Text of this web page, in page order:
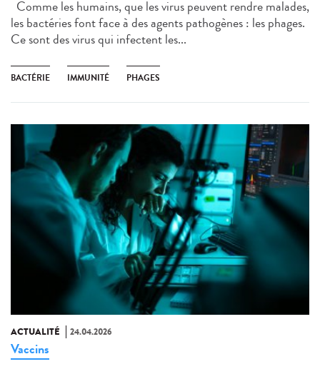
Comme les humains, que les virus peuvent rendre malades,
les bactéries font face à des agents pathogènes : les phages.
Ce sont des virus qui infectent les...
BACTÉRIE IMMUNITÉ PHAGES
ACTUALITÉ 24.04.2026
Vaccins